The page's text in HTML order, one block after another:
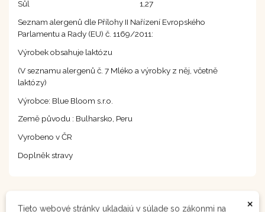
Sůl 1,27
Seznam alergenů dle Přílohy II Nařízení Evropského
Parlamentu a Rady (EU) č. 1169/2011:
Výrobek obsahuje laktózu
(V seznamu alergenů č. 7 Mléko a výrobky z něj, včetně
laktózy)
Výrobce: Blue Bloom s.r.o.
Země původu : Bulharsko, Peru
Vyrobeno v ČR
Doplněk stravy
×
Tieto webové stránky ukladajú v súlade so zákonmi na